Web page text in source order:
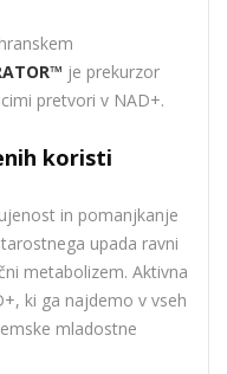
je prekurzor
pretvori v NAD+.
koristi
in pomanjkanje
upada ravni
metabolizem. Aktivna
ki ga najdemo v vseh
mladostne